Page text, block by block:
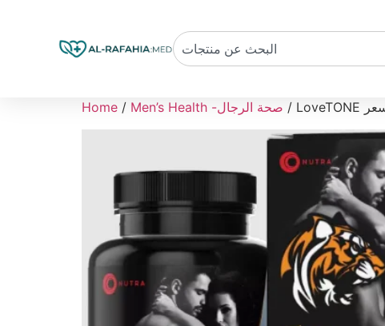
Home / Men’s Health -صحة الرجال